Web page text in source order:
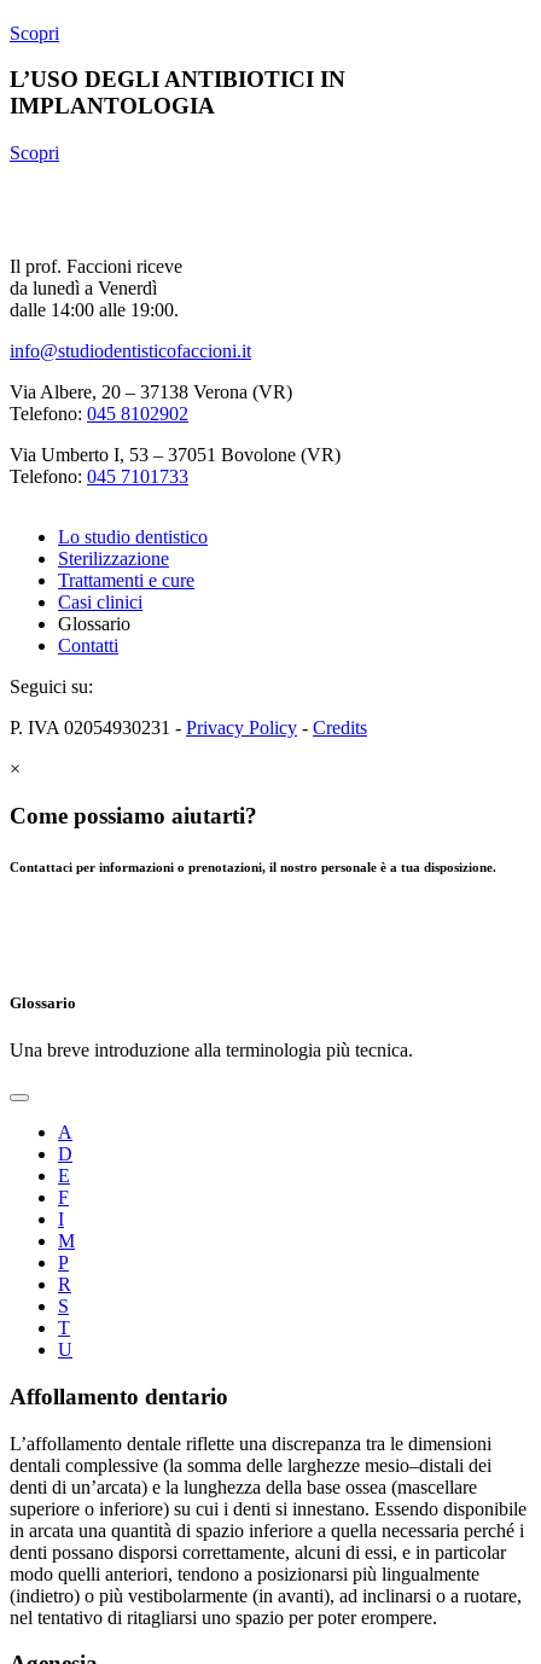
Scopri
L’USO DEGLI ANTIBIOTICI IN
IMPLANTOLOGIA
Scopri
Il prof. Faccioni riceve
da lunedì a Venerdì
dalle 14:00 alle 19:00.
info@studiodentisticofaccioni.it
Via Albere, 20 – 37138 Verona (VR)
Telefono: 045 8102902
Via Umberto I, 53 – 37051 Bovolone (VR)
Telefono: 045 7101733
Lo studio dentistico
Sterilizzazione
Trattamenti e cure
Casi clinici
Glossario
Contatti
Seguici su:
P. IVA 02054930231 - Privacy Policy - Credits
×
Come possiamo aiutarti?
Contattaci per informazioni o prenotazioni, il nostro personale è a tua disposizione.
Glossario
Una breve introduzione alla terminologia più tecnica.
A
D
E
F
I
M
P
R
S
T
U
Affollamento dentario
L’affollamento dentale riflette una discrepanza tra le dimensioni
dentali complessive (la somma delle larghezze mesio–distali dei
denti di un’arcata) e la lunghezza della base ossea (mascellare
superiore o inferiore) su cui i denti si innestano. Essendo disponibile
in arcata una quantità di spazio inferiore a quella necessaria perché i
denti possano disporsi correttamente, alcuni di essi, e in particolar
modo quelli anteriori, tendono a posizionarsi più lingualmente
(indietro) o più vestibolarmente (in avanti), ad inclinarsi o a ruotare,
nel tentativo di ritagliarsi uno spazio per poter erompere.